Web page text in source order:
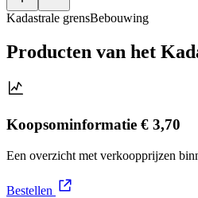
Kadastrale grensBebouwing
Producten van het
Koopsominformatie € 3,70
Een overzicht met verkoopprijzen
Bestellen